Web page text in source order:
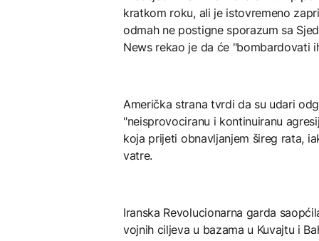
kratkom roku, ali je istovremeno
odmah ne postigne sporazum sa
News rekao je da će "bombardovati
Američka strana tvrdi da su udari
"neisprovociranu i kontinuiranu
koja prijeti obnavljanjem šireg rata,
vatre.
Iranska Revolucionarna garda
vojnih ciljeva u bazama u Kuvajtu i